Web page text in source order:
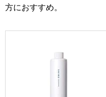
方におすすめ。